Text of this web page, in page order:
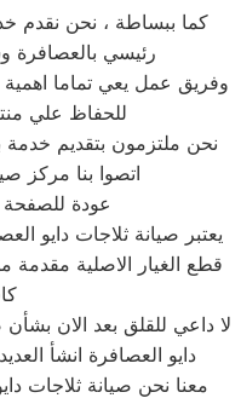
كما ببساطة ، نحن نقدم
رئيسي بالعصافرة
وفريق عمل يعي تماما اهمية
للحفاظ علي
اتصوا بنا مركز
عودة للصفحة
يعتبر صيانة ثلاجات دايو
قطع الغيار الاصلية مقدمة
لا داعي للقلق بعد الان
دايو العصافرة انشأ
معنا نحن صيانة ثلاجات